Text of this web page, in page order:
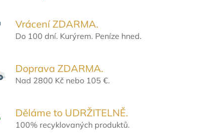
Vrácení ZDARMA.
Do 100 dní. Kurýrem. Peníze hned.
Doprava ZDARMA.
Nad 2800 Kč nebo 105 €.
Děláme to UDRŽITELNĚ.
100% recyklovaných produktů.